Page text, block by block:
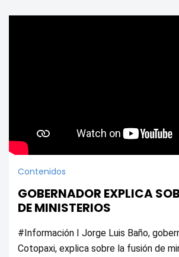
Contenidos
GOBERNADOR EXPLICA
DE MINISTERIOS
#Información I Jorge Luis Baño,
Cotopaxi, explica sobre la fusión de